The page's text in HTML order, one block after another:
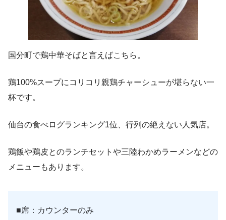
国分町で鶏中華そばと言えばこちら。
鶏100%スープにコリコリ親鶏チャーシューが堪らない一
杯です。
仙台の食べログランキング1位、行列の絶えない人気店。
鶏飯や鶏皮とのランチセットや三陸わかめラーメンなどの
メニューもあります。
■席：カウンターのみ